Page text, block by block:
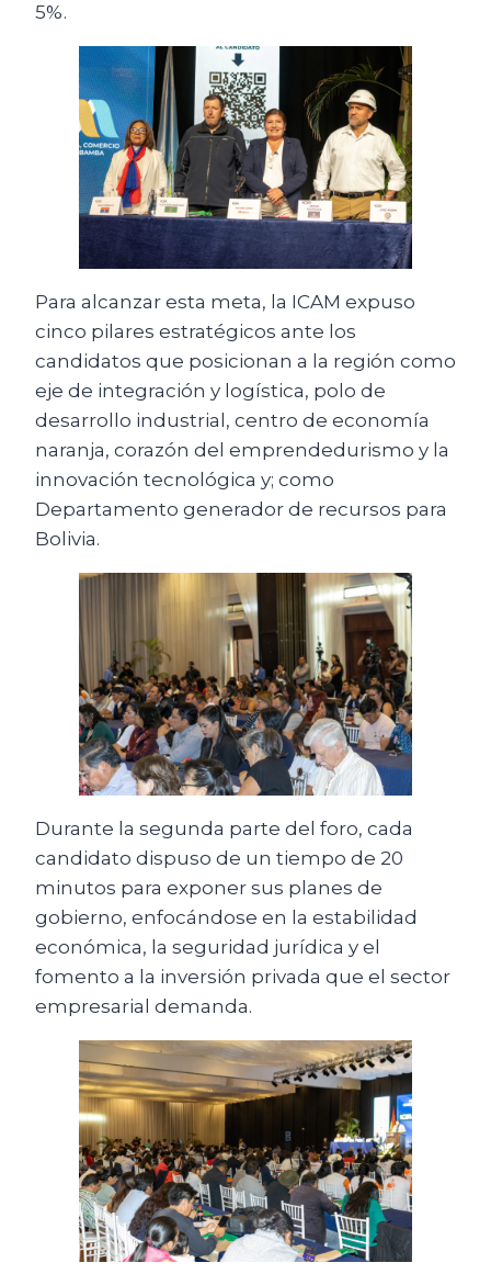
5%.
Para alcanzar esta meta, la ICAM expuso
cinco pilares estratégicos ante los
candidatos que posicionan a la región como
eje de integración y logística, polo de
desarrollo industrial, centro de economía
naranja, corazón del emprendedurismo y la
innovación tecnológica y; como
Departamento generador de recursos para
Bolivia.
Durante la segunda parte del foro, cada
candidato dispuso de un tiempo de 20
minutos para exponer sus planes de
gobierno, enfocándose en la estabilidad
económica, la seguridad jurídica y el
fomento a la inversión privada que el sector
empresarial demanda.